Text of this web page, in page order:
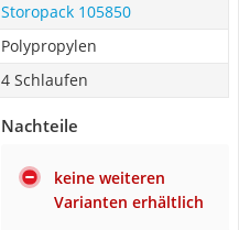
Storopack 105850
Polypropylen
4 Schlaufen
Nachteile
keine weiteren
Varianten erhältlich